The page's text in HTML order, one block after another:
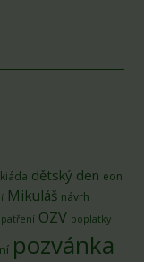
dětský den eon
Mikuláš návrh
OZV poplatky
pozvánka